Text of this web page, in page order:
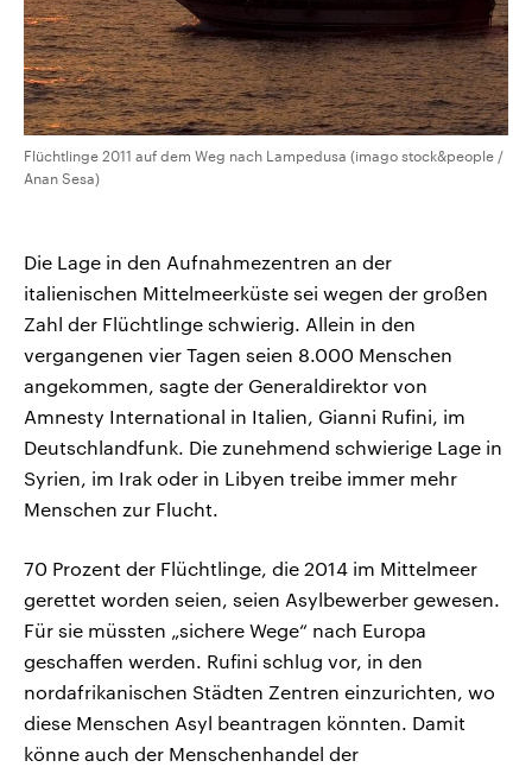
Flüchtlinge 2011 auf dem Weg nach Lampedusa (imago stock&people /
Anan Sesa)
Die Lage in den Aufnahmezentren an der
italienischen Mittelmeerküste sei wegen der großen
Zahl der Flüchtlinge schwierig. Allein in den
vergangenen vier Tagen seien 8.000 Menschen
angekommen, sagte der Generaldirektor von
Amnesty International in Italien, Gianni Rufini, im
Deutschlandfunk. Die zunehmend schwierige Lage in
Syrien, im Irak oder in Libyen treibe immer mehr
Menschen zur Flucht.
70 Prozent der Flüchtlinge, die 2014 im Mittelmeer
gerettet worden seien, seien Asylbewerber gewesen.
Für sie müssten „sichere Wege“ nach Europa
geschaffen werden. Rufini schlug vor, in den
nordafrikanischen Städten Zentren einzurichten, wo
diese Menschen Asyl beantragen könnten. Damit
könne auch der Menschenhandel der